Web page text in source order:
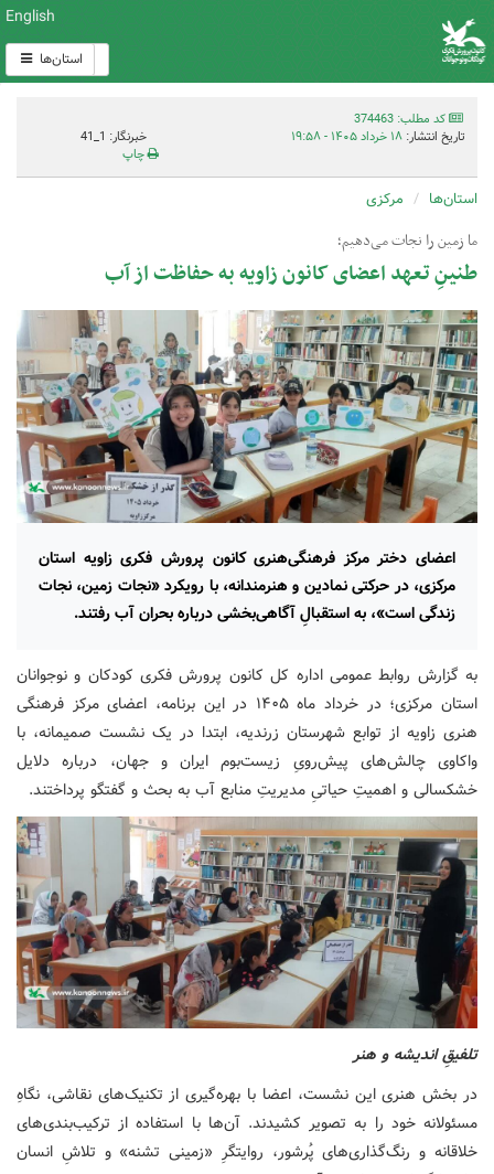
English
استان‌ها
کد مطلب: 374463
تاریخ انتشار: ۱۸ خرداد ۱۴۰۵ - ۱۹:۵۸
خبرنگار: 1_41
چاپ
استان‌ها مرکزی
ما زمین را نجات می‌دهیم؛
طنینِ تعهد اعضای کانون زاویه به حفاظت از آب
اعضای دختر مرکز فرهنگی‌هنری کانون پرورش فکری زاویه استان
مرکزی، در حرکتی نمادین و هنرمندانه، با رویکرد «نجات زمین، نجات
زندگی است»، به استقبالِ آگاهی‌بخشی درباره بحران آب رفتند.
به گزارش روابط عمومی اداره کل کانون پرورش فکری کودکان و نوجوانان
استان مرکزی؛ در خرداد ماه ۱۴۰۵ در این برنامه، اعضای مرکز فرهنگی
هنری زاویه از توابع شهرستان زرندیه، ابتدا در یک نشست صمیمانه، با
واکاوی چالش‌های پیش‌رویِ زیست‌بوم ایران و جهان، درباره دلایل
خشکسالی و اهمیتِ حیاتیِ مدیریتِ منابع آب به بحث و گفتگو پرداختند.
تلفیقِ اندیشه و هنر
در بخش هنری این نشست، اعضا با بهره‌گیری از تکنیک‌های نقاشی، نگاهِ
مسئولانه خود را به تصویر کشیدند. آن‌ها با استفاده از ترکیب‌بندی‌های
خلاقانه و رنگ‌گذاری‌های پُرشور، روایتگرِ «زمینی تشنه» و تلاشِ انسان